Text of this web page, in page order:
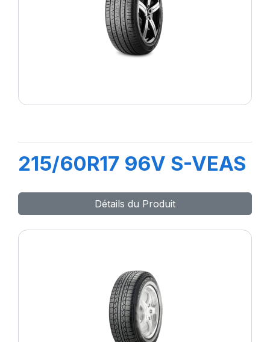
215/60R17 96V S-VEAS
Détails du Produit